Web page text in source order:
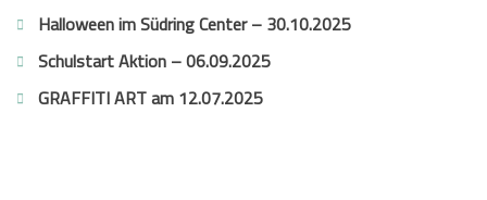
Halloween im Südring Center – 30.10.2025
Schulstart Aktion – 06.09.2025
GRAFFITI ART am 12.07.2025